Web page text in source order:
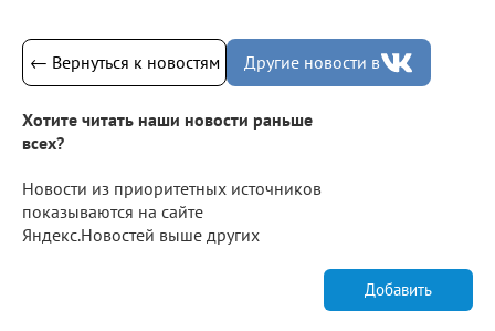
← Вернуться к новостям Другие новости в
Хотите читать наши новости раньше
всех?
Новости из приоритетных источников
показываются на сайте
Яндекс.Новостей выше других
Добавить